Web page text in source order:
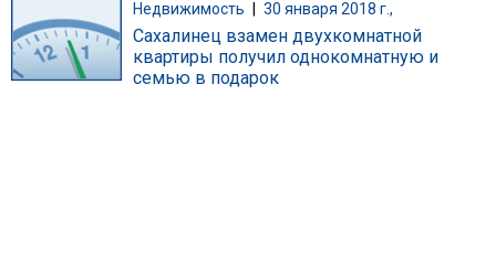
Недвижимость | 30 января 2018 г.,
Сахалинец взамен двухкомнатной
квартиры получил однокомнатную и
семью в подарок